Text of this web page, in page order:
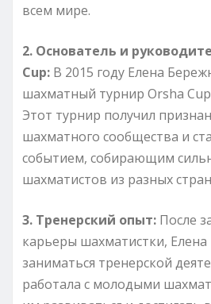
всем мире.
2. Основатель и
Cup: В 2015 году Елена
шахматный турнир Orsha
Этот турнир получил
шахматного сообщества и
событием, собирающим
шахматистов из разных
3. Тренерский опыт: После
карьеры шахматистки, Елена
заниматься тренерской
работала с молодыми